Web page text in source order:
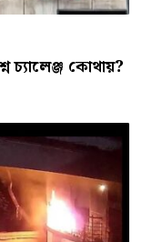
চ্যালেঞ্জ কোথায়?